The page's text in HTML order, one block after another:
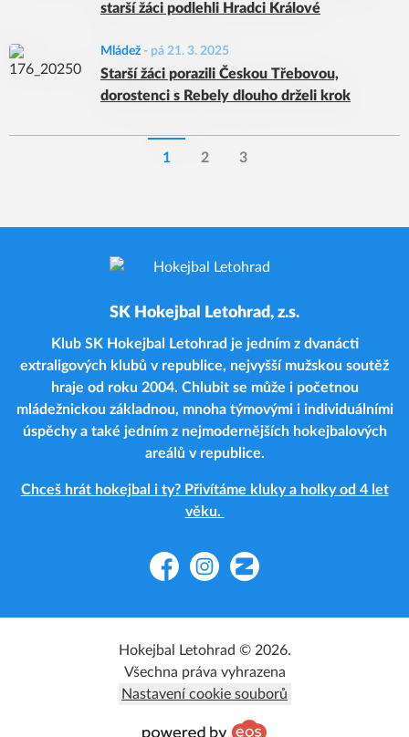
starší žáci podlehli Hradci Králové
Mládež - pá 21. 3. 2025
Starší žáci porazili Českou Třebovou,
dorostenci s Rebely dlouho drželi krok
1 2 3
SK Hokejbal Letohrad, z.s.
Klub SK Hokejbal Letohrad je jedním z dvanácti
extraligových klubů v republice, nejvyšší mužskou soutěž
hraje od roku 2004. Chlubit se může i početnou
mládežnickou základnou, mnoha týmovými i individuálními
úspěchy a také jedním z nejmodernějších hokejbalových
areálů v republice.
Chceš hrát hokejbal i ty? Přivítáme kluky a holky od 4 let
věku.
FacebookInstagramZonerama
Hokejbal Letohrad © 2026.
Všechna práva vyhrazena
Nastavení cookie souborů